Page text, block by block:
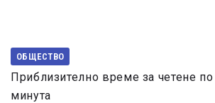
ОБЩЕСТВО
Приблизително време за четене
минута